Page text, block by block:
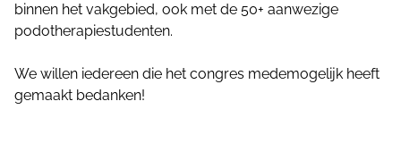
binnen het vakgebied, ook met de 50+ aanwezige
podotherapiestudenten.
We willen iedereen die het congres medemogelijk heeft
gemaakt bedanken!